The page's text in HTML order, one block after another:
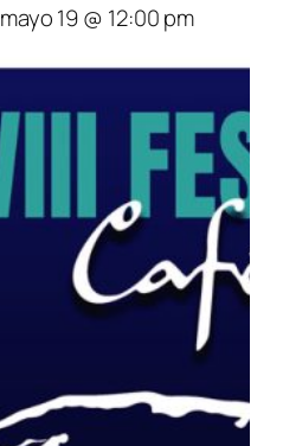
mayo 19 @ 12:00 pm